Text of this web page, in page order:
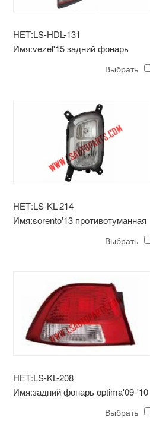
НЕТ:LS-HDL-131
Имя:vezel'15 задний фонарь
Выбрать
НЕТ:LS-KL-214
Имя:sorento'13 противотуманная
Выбрать
НЕТ:LS-KL-208
Имя:задний фонарь optima'09-'10
Выбрать